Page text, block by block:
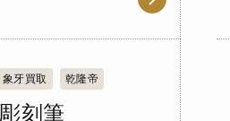
象牙買取 乾隆帝
刻筆